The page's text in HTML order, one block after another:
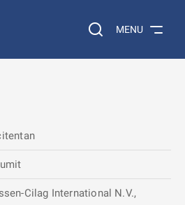
Vyhledávání na
MENU
Cilag International N.V.,